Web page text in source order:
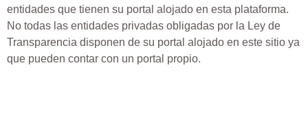
entidades que tienen su portal alojado en esta plataforma.
No todas las entidades privadas obligadas por la Ley de
Transparencia disponen de su portal alojado en este sitio ya
que pueden contar con un portal propio.